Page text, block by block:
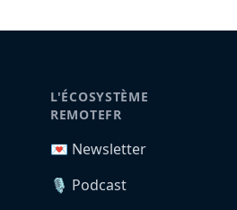
L'ÉCOSYSTÈME
REMOTEFR
💌 Newsletter
🎙️ Podcast